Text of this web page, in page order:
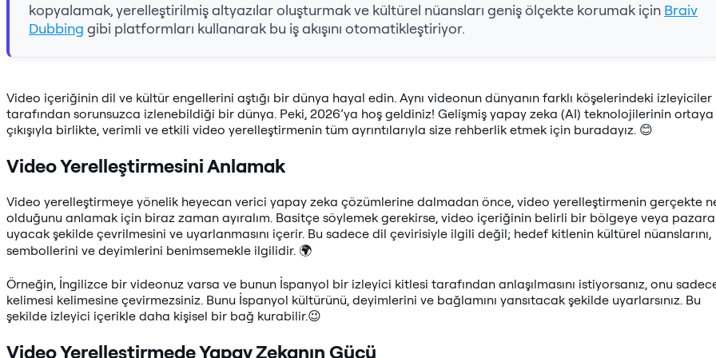
kopyalamak, yerelleştirilmiş altyazılar oluşturmak ve kültürel nüansları geniş ölçekte korumak için Braiv
Dubbing gibi platformları kullanarak bu iş akışını otomatikleştiriyor.
Video içeriğinin dil ve kültür engellerini aştığı bir dünya hayal edin. Aynı videonun dünyanın farklı köşelerindeki izleyiciler
tarafından sorunsuzca izlenebildiği bir dünya. Peki, 2026’ya hoş geldiniz! Gelişmiş yapay zeka (AI) teknolojilerinin ortaya
çıkışıyla birlikte, verimli ve etkili video yerelleştirmenin tüm ayrıntılarıyla size rehberlik etmek için buradayız. 😊
Video Yerelleştirmesini Anlamak
Video yerelleştirmeye yönelik heyecan verici yapay zeka çözümlerine dalmadan önce, video yerelleştirmenin gerçekte
olduğunu anlamak için biraz zaman ayıralım. Basitçe söylemek gerekirse, video içeriğinin belirli bir bölgeye veya pazara
uyacak şekilde çevrilmesini ve uyarlanmasını içerir. Bu sadece dil çevirisiyle ilgili değil; hedef kitlenin kültürel nüanslarını,
sembollerini ve deyimlerini benimsemekle ilgilidir. 🌍
Örneğin, İngilizce bir videonuz varsa ve bunun İspanyol bir izleyici kitlesi tarafından anlaşılmasını istiyorsanız, onu
kelimesi kelimesine çevirmezsiniz. Bunu İspanyol kültürünü, deyimlerini ve bağlamını yansıtacak şekilde uyarlarsınız. Bu
şekilde izleyici içerikle daha kişisel bir bağ kurabilir.😉
Video Yerelleştirmede Yapay Zekanın Gücü